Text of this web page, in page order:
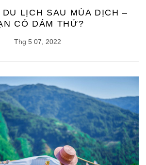
LỊCH SAU MÙA DỊCH –
CÓ DÁM THỬ?
Thg 5 07, 2022